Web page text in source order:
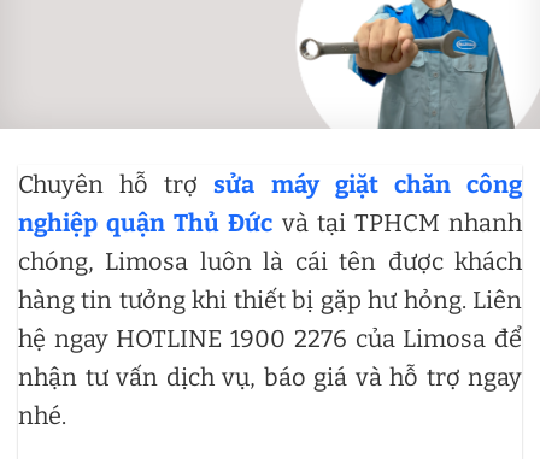
Chuyên hỗ trợsửa máy giặt chăn công
nghiệp quận Thủ Đức và tại TPHCM nhanh
chóng, Limosa luôn là cái tên được khách
hàng tin tưởng khi thiết bị gặp hư hỏng. Liên
hệ ngay HOTLINE 1900 2276 của Limosa để
nhận tư vấn dịch vụ, báo giá và hỗ trợ ngay
nhé.